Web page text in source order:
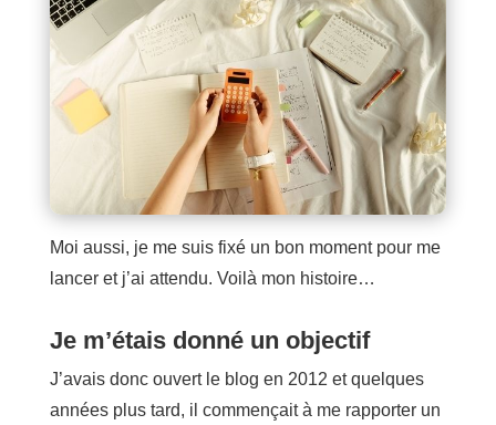
Moi aussi, je me suis fixé un bon moment pour me
lancer et j’ai attendu. Voilà mon histoire…
Je m’étais donné un objectif
J’avais donc ouvert le blog en 2012 et quelques
années plus tard, il commençait à me rapporter un